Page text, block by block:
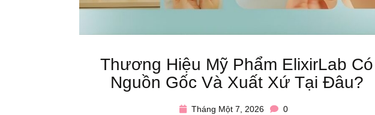
Thương Hiệu Mỹ Phẩm ElixirLab Có
Nguồn Gốc Và Xuất Xứ Tại Đâu?
Tháng Một 7, 2026 0